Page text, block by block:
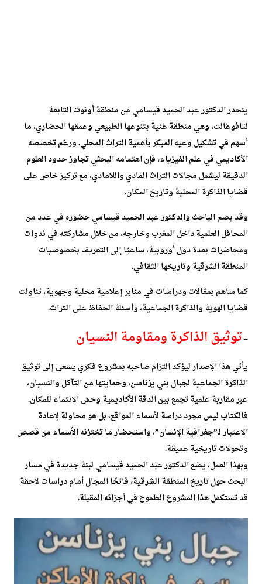
ينحدر الدكتور عبد الحميد قيسامي من منطقة أونوت التابعة
لتافوغالت، وهي منطقة غنية بتنوعها الطبيعي وعمقها الحضاري، ما
أسهم في تشكيل وعيه المبكر بأهمية التراث المحلي. ورغم تخصصه
الأكاديمي في علم الفيزياء، فإن اهتمامه البحثي تجاوز حدود العلوم
الدقيقة ليشمل مجالات التراث المادي واللامادي، مع تركيز خاص على
قضايا الذاكرة المحلية وتاريخ المكان.
وقد بصم الباحث والدكتور عبد الحميد قيسامي حضوره في عدد من
المحافل العلمية داخل المغرب وخارجه، من خلال مشاركته في ندوات
ومحاضرات بعدة دول أوروبية، ساعيًا إلى التعريف بخصوصيات
المنطقة الشرقية وتاريخها الثقافي.
كما ساهم بمقالات ودراسات في منابر إعلامية محلية وجهوية، تناولت
قضايا الهوية والذاكرة الجماعية، وأسئلة الحفاظ على التراث.
–توثيق الذاكرة ومقاومة النسيان
يأتي هذا الإصدار ليؤكد التزام صاحبه بمشروع فكري يسعى إلى توثيق
الذاكرة الجماعية لجبال بني يزناسن، وحمايتها من التآكل والنسيان،
عبر مقاربة علمية تجمع بين الدقة الأكاديمية وحسّ الانتماء للمكان.
فالكتاب ليس مجرد دراسة لأسماء المواقع، بل هو محاولة لإعادة
الاعتبار لـ”جغرافية الإنسان”، واستحضار ما تختزنه الأسماء من قصص
وتحولات تاريخية عميقة.
وبهذا العمل، يضع الدكتور عبد الحميد قيسامي لبنة جديدة في مسار
البحث حول تاريخ المنطقة الشرقية، فاتحًا المجال أمام دراسات لاحقة
قد تستكمل هذا المشروع الطموح في أجزائه المقبلة.